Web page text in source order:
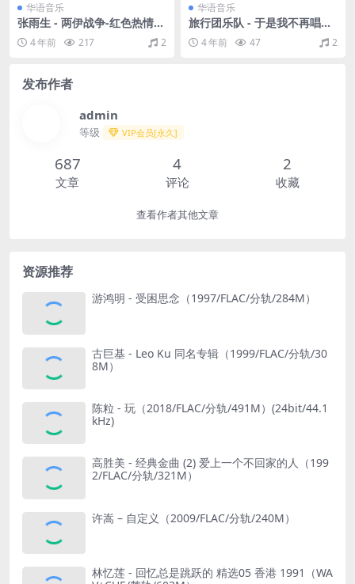
华语音乐
张雨生 - 两伊战争-红色热情
[白色才情]（1996/FLAC/双E
P分轨/270M）
4 年前 217 2
华语音乐
旅行团乐队 - 于是我不再唱歌
（2013/FLAC/分轨/193M）
4 年前 47 2
发布作者
admin
等级 VIP会员[永久]
687
文章
4
评论
2
收藏
查看作者其他文章
资源推荐
游鸿明 - 受困思念（1997/FLAC/分轨/284M）
古巨基 - Leo Ku 同名专辑（1999/FLAC/分轨/30
8M）
陈粒 - 玩（2018/FLAC/分轨/491M）(24bit/44.1
kHz)
高胜美 - 经典金曲 (2) 爱上一个不回家的人（199
2/FLAC/分轨/321M）
许嵩 – 自定义（2009/FLAC/分轨/240M）
林忆莲 - 回忆总是跳跃的 精选05 香港 1991（WA